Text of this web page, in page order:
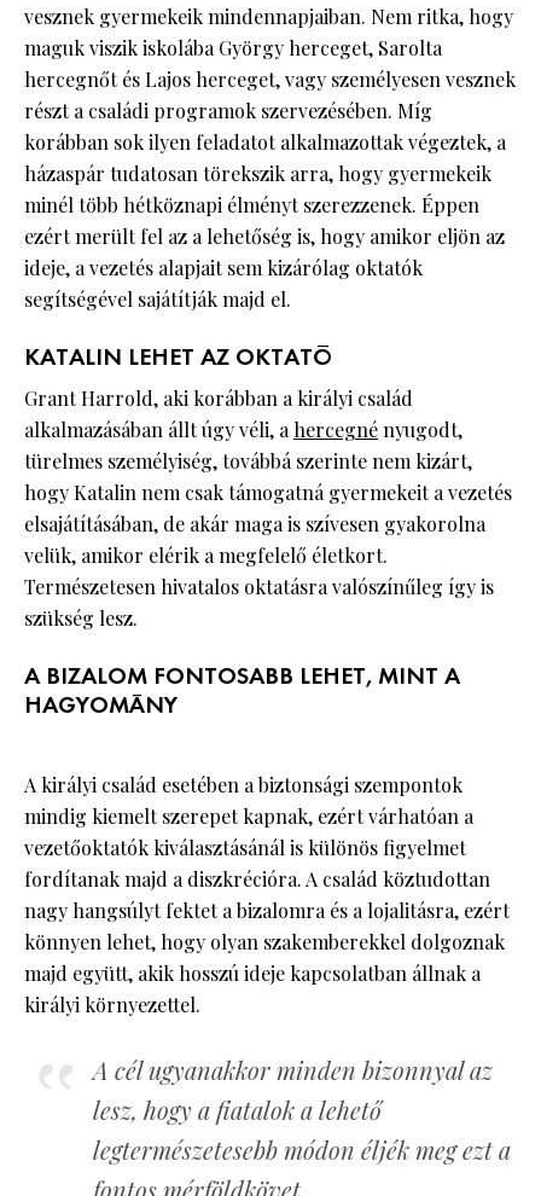
vesznek gyermekeik mindennapjaiban. Nem ritka, hogy
maguk viszik iskolába György herceget, Sarolta
hercegnőt és Lajos herceget, vagy személyesen vesznek
részt a családi programok szervezésében. Míg
korábban sok ilyen feladatot alkalmazottak végeztek, a
házaspár tudatosan törekszik arra, hogy gyermekeik
minél több hétköznapi élményt szerezzenek. Éppen
ezért merült fel az a lehetőség is, hogy amikor eljön az
ideje, a vezetés alapjait sem kizárólag oktatók
segítségével sajátítják majd el.
KATALIN LEHET AZ OKTATÓ
Grant Harrold, aki korábban a királyi család
alkalmazásában állt úgy véli, ahercegnényugodt,
türelmes személyiség, továbbá szerinte nem kizárt,
hogy Katalin nem csak támogatná gyermekeit a vezetés
elsajátításában, de akár maga is szívesen gyakorolna
velük, amikor elérik a megfelelő életkort.
Természetesen hivatalos oktatásra valószínűleg így is
szükség lesz.
A BIZALOM FONTOSABB LEHET, MINT A
HAGYOMÁNY
A királyi család esetében a biztonsági szempontok
mindig kiemelt szerepet kapnak, ezért várhatóan a
vezetőoktatók kiválasztásánál is különös figyelmet
fordítanak majd a diszkrécióra. A család köztudottan
nagy hangsúlyt fektet a bizalomra és a lojalitásra, ezért
könnyen lehet, hogy olyan szakemberekkel dolgoznak
majd együtt, akik hosszú ideje kapcsolatban állnak a
királyi környezettel.
A cél ugyanakkor minden bizonnyal az
lesz, hogy a fiatalok a lehető
legtermészetesebb módon éljék meg ezt a